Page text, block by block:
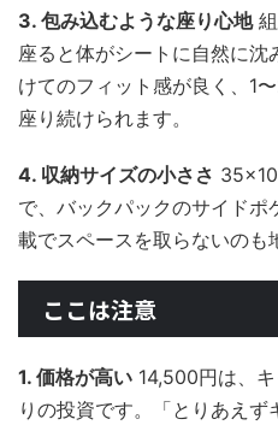
3. 包み込むような座り心地組
座ると体がシートに自然に
けてのフィット感が良く、1
座り続けられます。
4. 収納サイズの小ささ
で、バックパックのサイド
載でスペースを取らないのも
ここは注意
1. 価格が高い 14,500円は、
りの投資です。「とりあえず